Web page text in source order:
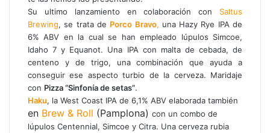
Su ultimo lanzamiento en colaboración con Saltus
Brewing, se trata de Porco Bravo, una Hazy Rye IPA de
6% ABV en la cual se han empleado lúpulos Simcoe,
Idaho 7 y Equanot. Una IPA con malta de cebada, de
centeno y de trigo, una combinación que ayuda a
conseguir ese aspecto turbio de la cerveza. Maridaje
con Pizza “Sinfonía de setas”.
Haku, la West Coast IPA de 6,1% ABV elaborada también
en Brew & Roll (Pamplona) con un combo de
lúpulos Centennial, Simcoe y Citra. Una cerveza rubia